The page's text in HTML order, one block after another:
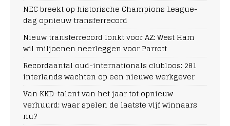
NEC breekt op historische Champions League-
dag opnieuw transferrecord
Nieuw transferrecord lonkt voor AZ: West Ham
wil miljoenen neerleggen voor Parrott
Recordaantal oud-internationals clubloos: 281
interlands wachten op een nieuwe werkgever
Van KKD-talent van het jaar tot opnieuw
verhuurd: waar spelen de laatste vijf winnaars
nu?